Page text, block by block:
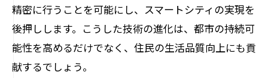
精密に行うことを可能にし、スマートシティの実現を
後押しします。こうした技術の進化は、都市の持続可
能性を高めるだけでなく、住民の生活品質向上にも貢
献するでしょう。